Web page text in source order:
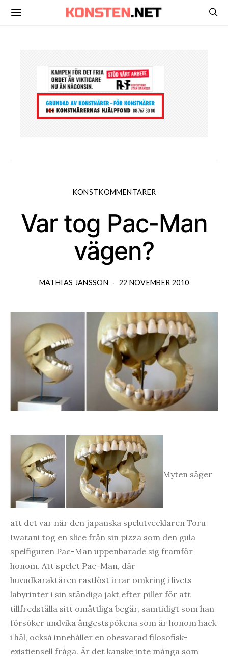
KONSTKOMMENTARER
Var tog Pac-Man
vägen?
MATHIAS JANSSON 22 NOVEMBER 2010
Myten säger
att det var när den japanska spelutvecklaren Toru
Iwatani tog en slice från sin pizza som den gula
spelfiguren Pac-Man uppenbarade sig framför
honom. Att spelet Pac-Man, där
huvudkaraktären rastlöst irrar omkring i livets
labyrinter i sin ständiga jakt efter piller för att
tillfredställa sitt omättliga begär, samtidigt som han
försöker undvika ångestspökena som är honom hack
i häl, också innehåller en obesvarad filosofisk-
existiensell fråga. Är det kanske inte många som